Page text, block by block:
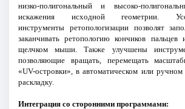
низко-полигональный и высоко-
искажения исходной геометрии.
инструменты ретопологизации позволят
заканчивать ретопологию кончиков
щелчком мыши. Также улучшены
позволяющие вращать, перемещать
«UV-островки», в автоматическом или
раскладку.
Интеграция со сторонними программами: